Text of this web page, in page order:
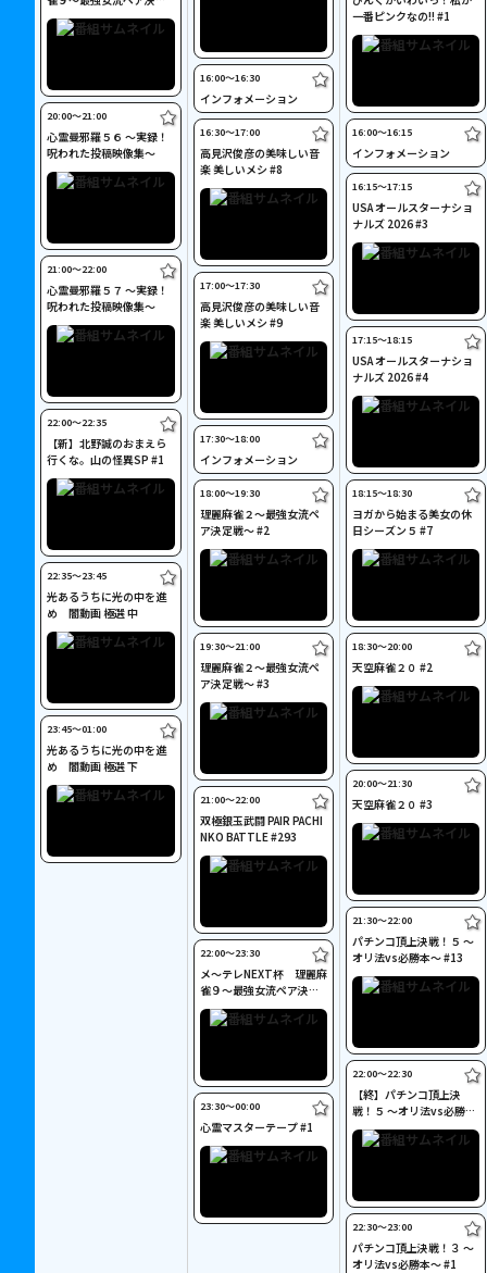
戦～ #5
20:00〜21:00
心霊曼邪羅５６ ～実録！
呪われた投稿映像集～
21:00〜22:00
心霊曼邪羅５７ ～実録！
呪われた投稿映像集～
22:00〜22:35
【新】北野誠のおまえら
行くな。山の怪異SP #1
22:35〜23:45
光あるうちに光の中を進
め 闇動画 極選 中
23:45〜01:00
光あるうちに光の中を進
め 闇動画 極選 下
16:00〜16:30
インフォメーション
16:30〜17:00
高見沢俊彦の美味しい音
楽 美しいメシ #8
17:00〜17:30
高見沢俊彦の美味しい音
楽 美しいメシ #9
17:30〜18:00
インフォメーション
18:00〜19:30
理麗麻雀２～最強女流ペ
ア決定戦～ #2
19:30〜21:00
理麗麻雀２～最強女流ペ
ア決定戦～ #3
21:00〜22:00
双極銀玉武闘 PAIR PACHI
NKO BATTLE #293
22:00〜23:30
メ～テレNEXT杯 理麗麻
雀９～最強女流ペア決定
戦～ #5
23:30〜00:00
心霊マスターテープ #1
一番ピンクなの!! #1
16:00〜16:15
インフォメーション
16:15〜17:15
USA オールスターナショ
ナルズ 2026 #3
17:15〜18:15
USA オールスターナショ
ナルズ 2026 #4
18:15〜18:30
ヨガから始まる美女の休
日シーズン５ #7
18:30〜20:00
天空麻雀２０ #2
20:00〜21:30
天空麻雀２０ #3
21:30〜22:00
パチンコ頂上決戦！５ ～
オリ法vs必勝本～ #13
22:00〜22:30
【終】パチンコ頂上決
戦！５ ～オリ法vs必勝本
～ #14
22:30〜23:00
パチンコ頂上決戦！３ ～
オリ法vs必勝本～ #1